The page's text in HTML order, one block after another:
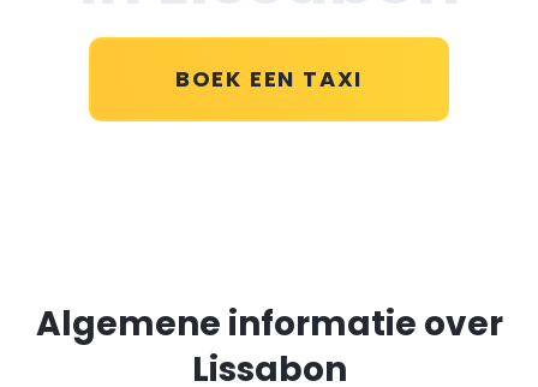
BOEK EEN TAXI
Algemene informatie over
Lissabon